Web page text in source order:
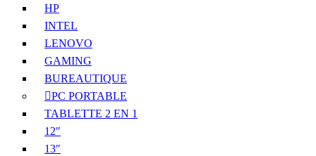
HP
INTEL
LENOVO
GAMING
BUREAUTIQUE
PC PORTABLE
TABLETTE 2 EN 1
12″
13″